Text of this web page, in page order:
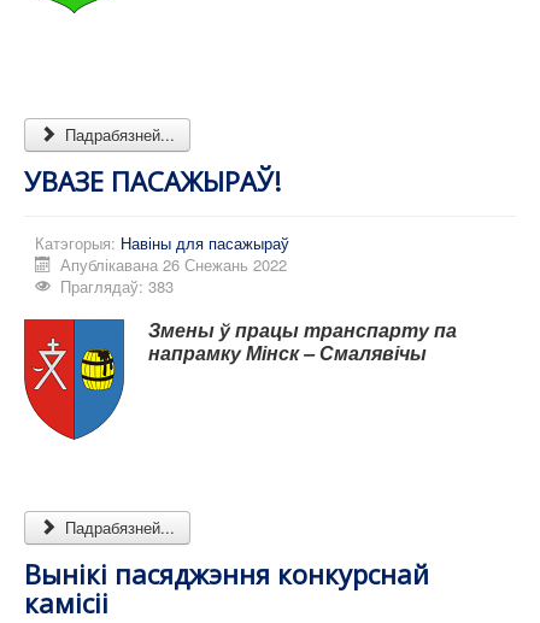
Падрабязней...
УВАЗЕ ПАСАЖЫРАЎ!
Катэгорыя: Навіны для пасажыраў
Апублікавана 26 Снежань 2022
Праглядаў: 383
Змены ў працы транспарту па
напрамку Мінск – Смалявічы
Падрабязней...
Вынікі пасяджэння конкурснай
камісіі